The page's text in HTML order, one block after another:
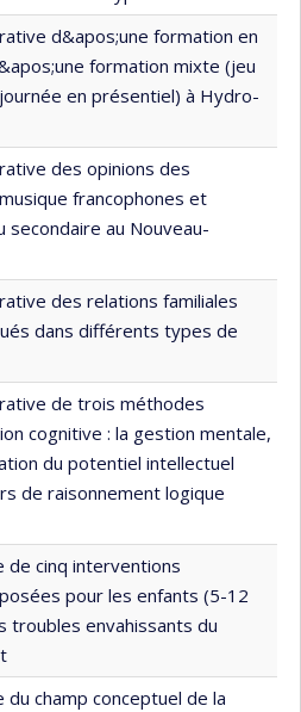
d&apos;une formation en
formation mixte (jeu
en présentiel) à Hydro-
des opinions des
francophones et
secondaire au Nouveau-
des relations familiales
dans différents types de
de trois méthodes
cognitive : la gestion mentale,
du potentiel intellectuel
de raisonnement logique
de cinq interventions
pour les enfants (5-12
troubles envahissants du
du champ conceptuel de la